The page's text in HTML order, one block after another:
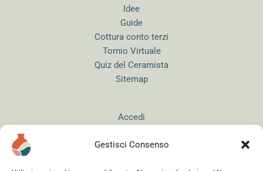
Gestisci Consenso
Idee
Guide
Cottura conto terzi
Tornio Virtuale
Quiz del Ceramista
Sitemap
Accedi